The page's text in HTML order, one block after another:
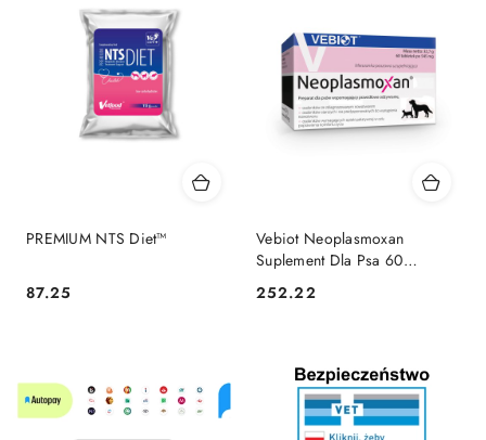
PREMIUM NTS Diet™
Cena:
87.25
Vebiot Neoplasmoxan
Suplement Dla Psa 60
Cena:
252.22